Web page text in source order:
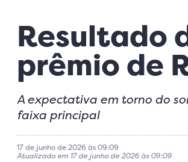
Resultado
prêmio de
A expectativa em torno do
faixa principal
17 de junho de 2026 às 09:09
Atualizado em 17 de junho de 2026 às 09:09